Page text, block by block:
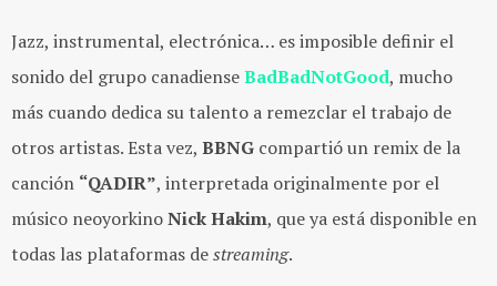
Jazz, instrumental, electrónica… es imposible definir el
sonido del grupo canadienseBadBadNotGood, mucho
más cuando dedica su talento a remezclar el trabajo de
otros artistas. Esta vez, BBNG compartió un remix de la
canción “QADIR”, interpretada originalmente por el
músico neoyorkinoNick Hakim, que ya está disponible en
todas las plataformas destreaming.